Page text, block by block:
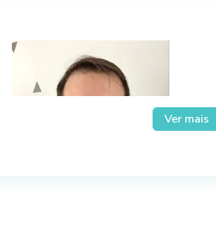
Ver mais